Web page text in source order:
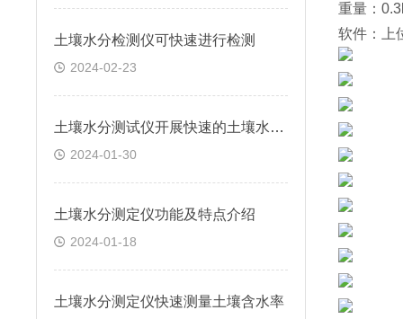
土壤水分检测仪可快速进行检测
2024-02-23
土壤水分测试仪开展快速的土壤水分测定
2024-01-30
土壤水分测定仪功能及特点介绍
2024-01-18
土壤水分测定仪快速测量土壤含水率
重量：
软件：上